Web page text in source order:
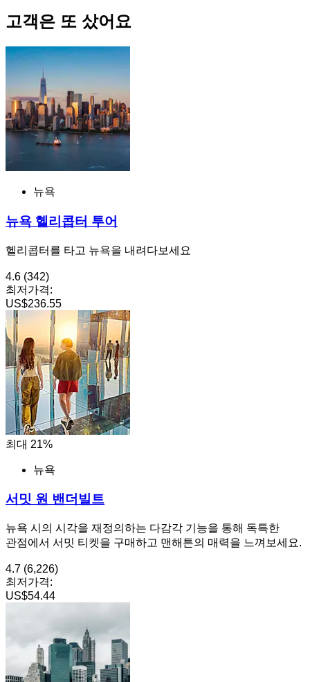
고객은 또 샀어요
뉴욕
뉴욕 헬리콥터 투어
헬리콥터를 타고 뉴욕을 내려다보세요
4.6 (342)
최저가격:
US$236.55
최대 21%
뉴욕
서밋 원 밴더빌트
뉴욕 시의 시각을 재정의하는 다감각 기능을 통해 독특한
관점에서 서밋 티켓을 구매하고 맨해튼의 매력을 느껴보세요.
4.7 (6,226)
최저가격:
US$54.44